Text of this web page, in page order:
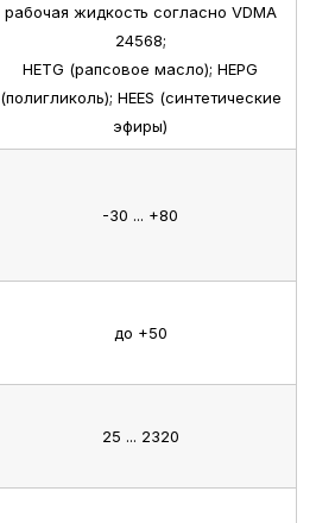
рабочая жидкость согласно VDMA
24568;
HETG (рапсовое масло); HEPG
(полигликоль); HEES (синтетические
эфиры)
-30 ... +80
до +50
25 ... 2320